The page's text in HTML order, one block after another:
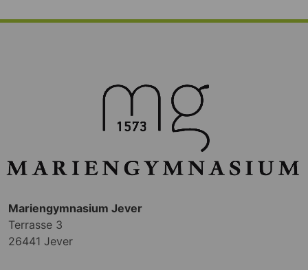
Mariengymnasium Jever
Terrasse 3
26441 Jever